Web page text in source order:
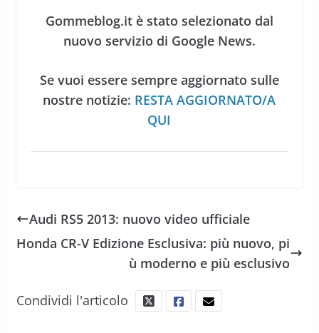
Gommeblog.it è stato selezionato dal
nuovo servizio di Google News.
Se vuoi essere sempre aggiornato sulle
nostre notizie: RESTA AGGIORNATO/A
QUI
Audi RS5 2013: nuovo video ufficiale
Honda CR-V Edizione Esclusiva: più nuovo, pi
ù moderno e più esclusivo
Condividi l'articolo